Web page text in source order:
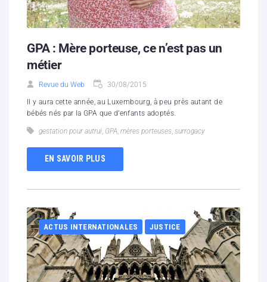
Hébergement solidaire
GPA : Mère porteuse, ce n’est pas un
métier
Revue du Web 30/08/2015
Il y aura cette année, au Luxembourg, à peu près autant de
bébés nés par la GPA que d’enfants adoptés.
gestation pour autrui GPA mères porteuses surrogacy
EN SAVOIR PLUS
ACTUS INTERNATIONALES JUSTICE